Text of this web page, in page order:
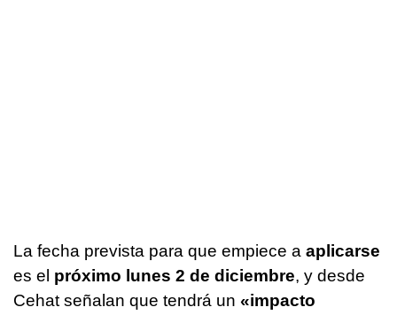
La fecha prevista para que empiece a aplicarse
es el próximo lunes 2 de diciembre, y desde
Cehat señalan que tendrá un «impacto